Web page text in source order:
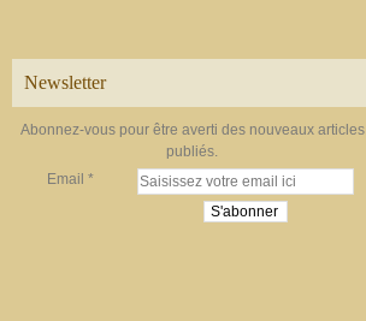
Newsletter
Abonnez-vous pour être averti des nouveaux articles
publiés.
Email